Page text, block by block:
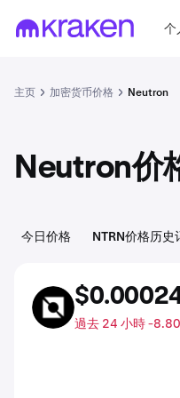
个
主页 加密货币价格 Neutron
Neutron价
今日价格 NTRN价格历史
NTRN
過去 24 小時 -